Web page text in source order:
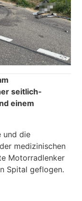
seitlich-
einem
und die
medizinischen
Motorradlenker
Spital geflogen.